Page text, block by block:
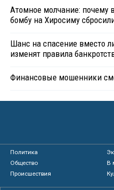
Атомное молчание: почему
бомбу на Хиросиму
Шанс на спасение вместо
изменят правила
Финансовые мошенники
Политика
Общество
В
Происшествия